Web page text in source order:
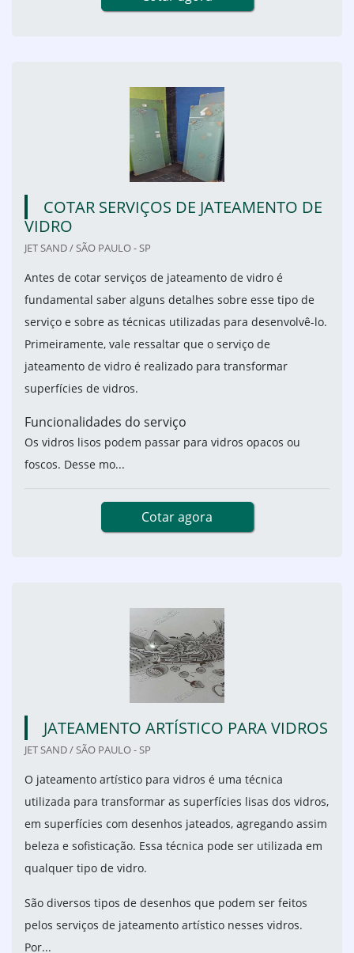
COTAR SERVIÇOS DE JATEAMENTO DE
VIDRO
JET SAND / SÃO PAULO - SP
Antes de cotar serviços de jateamento de vidro é
fundamental saber alguns detalhes sobre esse tipo de
serviço e sobre as técnicas utilizadas para desenvolvê-lo.
Primeiramente, vale ressaltar que o serviço de
jateamento de vidro é realizado para transformar
superfícies de vidros.
Funcionalidades do serviço
Os vidros lisos podem passar para vidros opacos ou
foscos. Desse mo...
Cotar agora
JATEAMENTO ARTÍSTICO PARA VIDROS
JET SAND / SÃO PAULO - SP
O jateamento artístico para vidros é uma técnica
utilizada para transformar as superfícies lisas dos vidros,
em superfícies com desenhos jateados, agregando assim
beleza e sofisticação. Essa técnica pode ser utilizada em
qualquer tipo de vidro.
São diversos tipos de desenhos que podem ser feitos
pelos serviços de jateamento artístico nesses vidros.
Por...